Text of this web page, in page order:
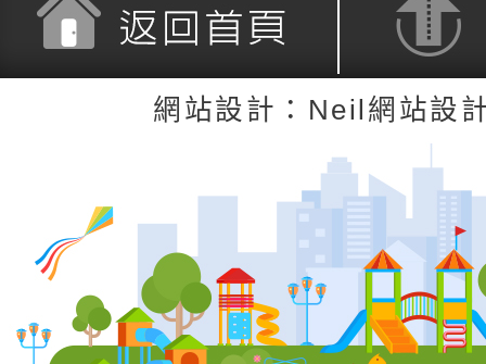
返回頂端
網站設計：Neil網站設